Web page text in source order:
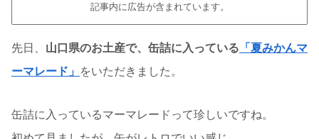
記事内に広告が含まれています。
先日、 山口県のお土産で、缶詰に入っている 「夏みかんマ
ーマレード」 をいただきました。
缶詰に入っているマーマレードって珍しいですね。